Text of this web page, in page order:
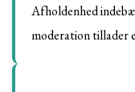
Afholdenhed
moderation tillader